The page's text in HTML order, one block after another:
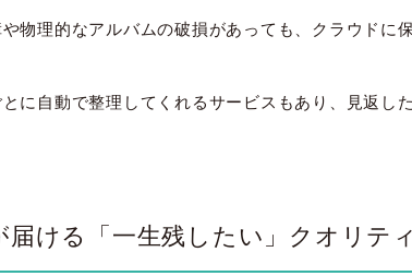
物理的なアルバムの破損があっても、クラウドに
に自動で整理してくれるサービスもあり、見返し
ける「一生残したい」クオリティ